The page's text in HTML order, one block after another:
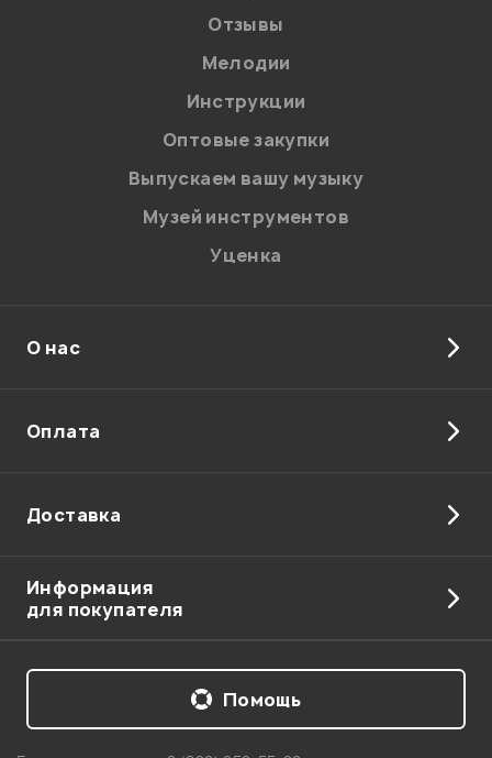
на обработку персональных данных в
Политикой в отношении обработки
персональных данных.
Введите проверочное число:
Отправить
Отзывы
Мелодии
Инструкции
Оптовые закупки
Выпускаем вашу музыку
Музей инструментов
Уценка
О нас
Оплата
Доставка
Информация
для покупателя
Помощь